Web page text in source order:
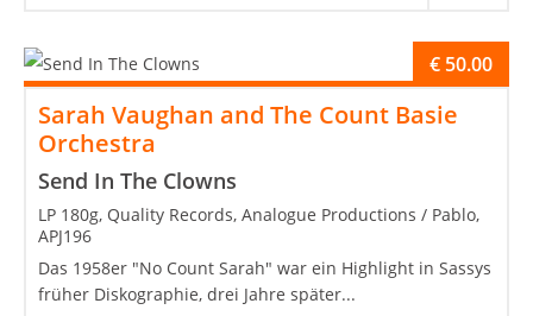
Sarah Vaughan and The Count Basie
Orchestra
Send In The Clowns
€ 50.00
LP 180g, Quality Records, Analogue Productions / Pablo,
APJ196
Das 1958er "No Count Sarah" war ein Highlight in Sassys
früher Diskographie, drei Jahre später...